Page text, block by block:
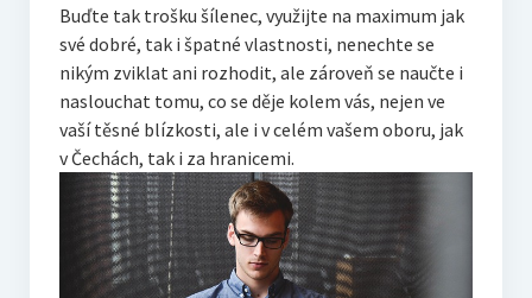
Buďte tak trošku šílenec, využijte na maximum jak
své dobré, tak i špatné vlastnosti, nenechte se
nikým zviklat ani rozhodit, ale zároveň se naučte i
naslouchat tomu, co se děje kolem vás, nejen ve
vaší těsné blízkosti, ale i v celém vašem oboru, jak
v Čechách, tak i za hranicemi.